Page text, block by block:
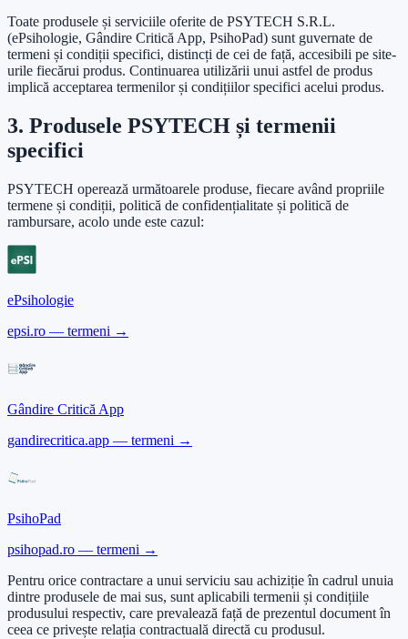
Toate produsele și serviciile oferite de PSYTECH S.R.L.
(ePsihologie, Gândire Critică App, PsihoPad) sunt guvernate de
termeni și condiții specifici, distincți de cei de față, accesibili pe site-
urile fiecărui produs. Continuarea utilizării unui astfel de produs
implică acceptarea termenilor și condițiilor specifici acelui produs.
3. Produsele PSYTECH și termenii
specifici
PSYTECH operează următoarele produse, fiecare având propriile
termene și condiții, politică de confidențialitate și politică de
rambursare, acolo unde este cazul:
ePsihologie
epsi.ro — termeni →
Gândire Critică App
gandirecritica.app — termeni →
PsihoPad
psihopad.ro — termeni →
Pentru orice contractare a unui serviciu sau achiziție în cadrul unuia
dintre produsele de mai sus, sunt aplicabili termenii și condițiile
produsului respectiv, care prevalează față de prezentul document în
ceea ce privește relația contractuală directă cu produsul.